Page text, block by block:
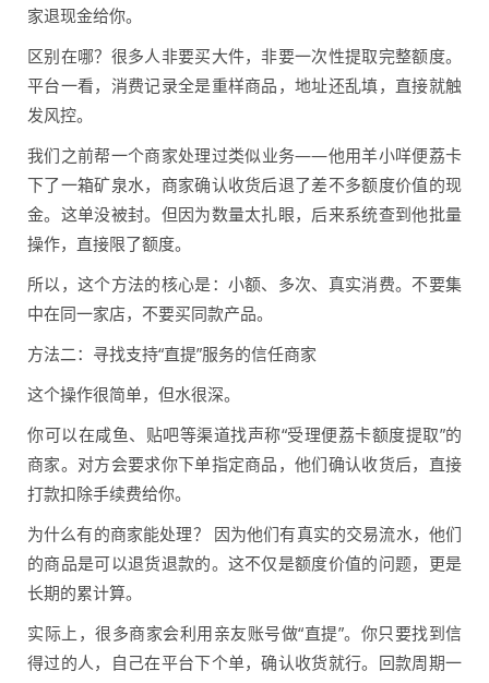
家退现金给你。
区别在哪？很多人非要买大件，非要一次性提取完整额度。
平台一看，消费记录全是重样商品，地址还乱填，直接就触
发风控。
我们之前帮一个商家处理过类似业务——他用羊小咩便荔卡
下了一箱矿泉水，商家确认收货后退了差不多额度价值的现
金。这单没被封。但因为数量太扎眼，后来系统查到他批量
操作，直接限了额度。
所以，这个方法的核心是：小额、多次、真实消费。不要集
中在同一家店，不要买同款产品。
方法二：寻找支持“直提”服务的信任商家
这个操作很简单，但水很深。
你可以在咸鱼、贴吧等渠道找声称“受理便荔卡额度提取”的
商家。对方会要求你下单指定商品，他们确认收货后，直接
打款扣除手续费给你。
为什么有的商家能处理？ 因为他们有真实的交易流水，他们
的商品是可以退货退款的。这不仅是额度价值的问题，更是
长期的累计算。
实际上，很多商家会利用亲友账号做“直提”。你只要找到信
得过的人，自己在平台下个单，确认收货就行。回款周期一